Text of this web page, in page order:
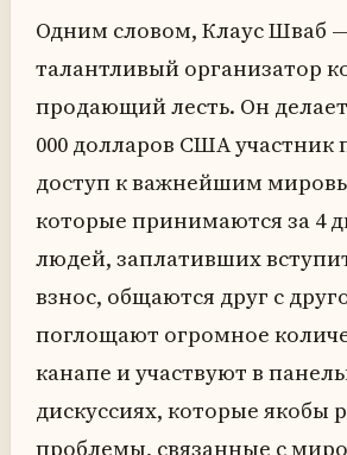
Одним словом, Клаус Шваб
талантливый организатор
продающий лесть. Он делает
000 долларов США участник
доступ к важнейшим
которые принимаются за 4
людей, заплативших
взнос, общаются друг с
поглощают огромное
канапе и участвуют в
дискуссиях, которые якобы
проблемы, связанные с